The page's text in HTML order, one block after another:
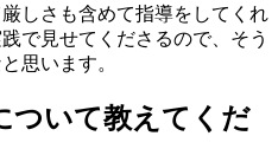
しさも含めて指導をしてくれ
で見せてくださるので、そう
思います。
ついて教えてくだ